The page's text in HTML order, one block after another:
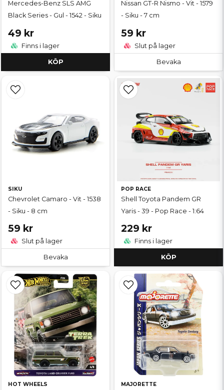
Mercedes-Benz SLS AMG
Black Series - Gul - 1542 - Siku
49 kr
Finns i lager
KÖP
Nissan GT-R Nismo - Vit - 1579
- Siku - 7 cm
59 kr
Slut på lager
Bevaka
SIKU
Chevrolet Camaro - Vit - 1538
- Siku - 8 cm
59 kr
Slut på lager
Bevaka
POP RACE
Shell Toyota Pandem GR
Yaris - 39 - Pop Race - 1:64
229 kr
Finns i lager
KÖP
HOT WHEELS MAJORETTE